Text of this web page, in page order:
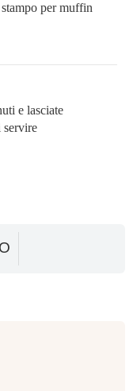
per muffin
e lasciate
servire